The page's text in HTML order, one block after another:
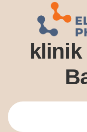
klinik